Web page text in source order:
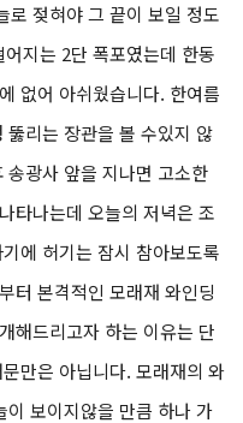
로 젖혀야 그 끝이 보일 정도
지는 2단 폭포였는데 한동
없어 아쉬웠습니다. 한여름
리는 장관을 볼 수있지 않
광사 앞을 지나면 고소한
타나는데 오늘의 저녁은 조
에 허기는 잠시 참아보도록
터 본격적인 모래재 와인딩
해드리고자 하는 이유는 단
만은 아닙니다. 모래재의 와
보이지않을 만큼 하나 가